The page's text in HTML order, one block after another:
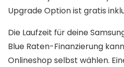
Upgrade Option ist gratis
Die Laufzeit für deine
Blue Raten-Finanzierung
Onlineshop selbst wählen.